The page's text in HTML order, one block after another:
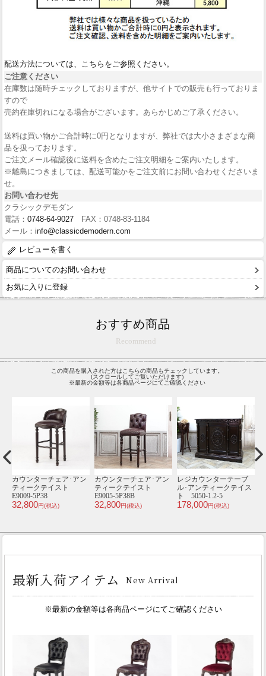
配送方法については、こちらをご参照ください。
ご注意ください
在庫数は随時チェックしておりますが、他サイトでの販売も行っておりま
すので
売約在庫切れになる場合がございます。あらかじめご了承ください。
送料は買い物かご合計時に0円となりますが、弊社では大小さまざまな商
品を扱っております。
ご注文メール確認後に送料を含めたご注文明細をご案内いたします。
※離島につきましては、配送可能かをご注文前にお問い合わせくださいま
せ。
お問い合わせ先
クラシックデモダン
電話： 0748-64-9027 FAX：0748-83-1184
メール： info@classicdemodern.com
レビューを書く
商品についてのお問い合わせ
お気に入りに登録
おすすめ商品
Recommend
この商品を購入された方はこちらの商品もチェックしています。
(スクロールしてご覧いただけます)
※最新の金額等は各商品ページにてご確認ください
カウンターチェア･アン
ティークテイスト
E9009-18P65
32,800円(税込)
2人掛けソファ･アンテ
ィークテイスト
VS2F221K
69,800円(税込)
1920年頃 マホガニー
材 イギリス アンテ
ィーク・キャビネッ
ト antique58222